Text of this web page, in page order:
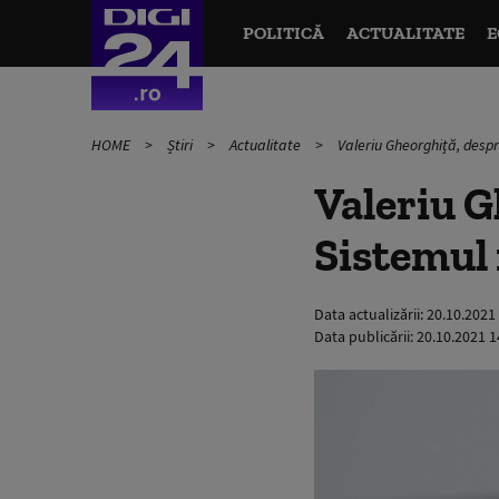
POLITICĂ ACTUALITATE
HOME Știri Actualitate Valeriu Gheorghiță,
Valeriu
Sistemul
Data actualizării:
Data publicării:20.10.2021